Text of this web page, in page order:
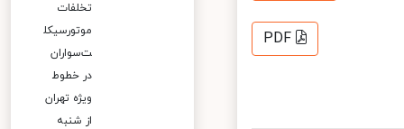
PDF
تخلفات
موتورسیکل
ت‌سواران
در خطوط
ویژه تهران
از شنبه